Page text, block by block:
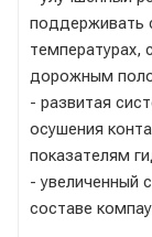
поддерживать
температурах,
дорожным
- развитая
осушения
показателям
- увеличенный
составе